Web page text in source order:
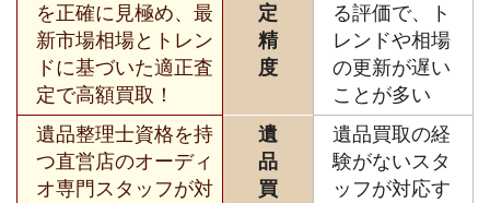
を正確に見極め、最
新市場相場とトレン
ドに基づいた適正査
定で高額買取！
定
精
度
る評価で、ト
レンドや相場
の更新が遅い
ことが多い
遺品整理士資格を持
つ直営店のオーディ
オ専門スタッフが対
遺
品
買
遺品買取の経
験がないスタ
ッフが対応す